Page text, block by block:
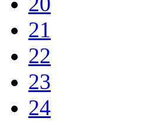
21
22
23
24